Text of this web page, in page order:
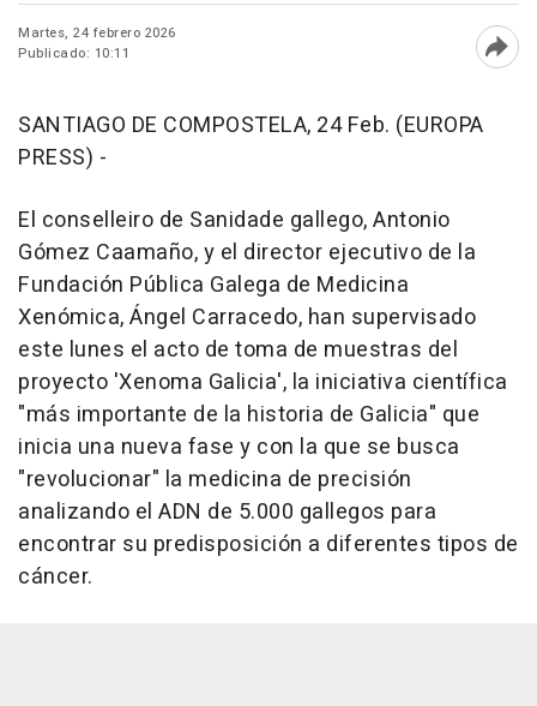
Martes, 24 febrero 2026
Publicado: 10:11
SANTIAGO DE COMPOSTELA, 24 Feb. (EUROPA
PRESS) -
El conselleiro de Sanidade gallego, Antonio
Gómez Caamaño, y el director ejecutivo de la
Fundación Pública Galega de Medicina
Xenómica, Ángel Carracedo, han supervisado
este lunes el acto de toma de muestras del
proyecto 'Xenoma Galicia', la iniciativa científica
"más importante de la historia de Galicia" que
inicia una nueva fase y con la que se busca
"revolucionar" la medicina de precisión
analizando el ADN de 5.000 gallegos para
encontrar su predisposición a diferentes tipos de
cáncer.